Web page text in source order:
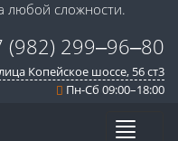
любой сложности.
(982) 299‒96‒80
Копейское шоссе, 56 ст3​
Пн-Сб 09:00–18:00